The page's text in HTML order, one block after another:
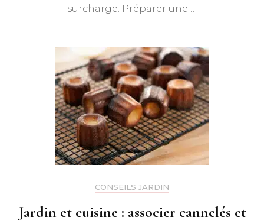
surcharge. Préparer une …
CONSEILS JARDIN
Jardin et cuisine : associer cannelés et